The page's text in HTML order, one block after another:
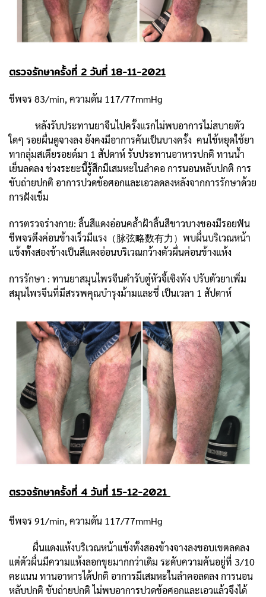
ตรวจรักษาครั้งที่ 2 วันที่ 18-11-2021
ชีพจร 83/min, ความดัน 117/77mmHg
หลังรับประทานยาจีนไปครั้งแรกไม่พบอาการไม่สบายตัว
ใดๆ รอยผื่นดูจางลง ยังคงมีอาการคันเป็นบางครั้ง คนไข้หยุดใช้ยา
ทากลุ่มสเตียรอยด์มา 1 สัปดาห์ รับประทานอาหารปกติ ทานน้ำ
เย็นลดลง ช่วงระยะนี้รู้สึกมีเสมหะในลำคอ การนอนหลับปกติ การ
ขับถ่ายปกติ อาการปวดข้อศอกและเอวลดลงหลังจากการรักษาด้วย
การฝังเข็ม
การตรวจร่างกาย: ลิ้นสีแดงอ่อนคล้ำฝ้าลิ้นสีขาวบางของมีรอยฟัน
ชีพจรตึงค่อนข้างเร็วมีแรง（脉弦略数有力）พบผื่นบริเวณหน้า
แข้งทั้งสองข้างเป็นสีแดงอ่อนบริเวณกว้างตัวผื่นค่อนข้างแห้ง
การรักษา : ทานยาสมุนไพรจีนตำรับตู๋หัวจี้เซิงทัง ปรับตัวยาเพิ่ม
สมุนไพรจีนที่มีสรรพคุณบำรุงม้ามและชี่ เป็นเวลา 1 สัปดาห์
ตรวจรักษาครั้งที่ 4 วันที่ 15-12-2021
ชีพจร 91/min, ความดัน 117/77mmHg
ผื่นแดงแห้งบริเวณหน้าแข้งทั้งสองข้างจางลงขอบเขตลดลง
แต่ตัวผื่นมีความแห้งลอกขุยมากกว่าเดิม ระดับความคันอยู่ที่ 3/10
คะแนน ทานอาหารได้ปกติ อาการมีเสมหะในลำคอลดลง การนอน
หลับปกติ ขับถ่ายปกติ ไม่พบอาการปวดข้อศอกและเอวแล้วจึงได้